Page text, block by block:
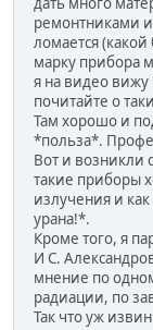
ремонтниками и
ломается (какой
марку прибора
я на видео
почитайте о
Там хорошо и
*польза*.
Вот и возникли
такие приборы
излучения и
урана!*.
Кроме того, я
И С.
мнение по
радиации, по
Так что уж